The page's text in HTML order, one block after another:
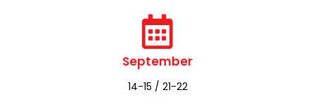
September
14-15 / 21-22